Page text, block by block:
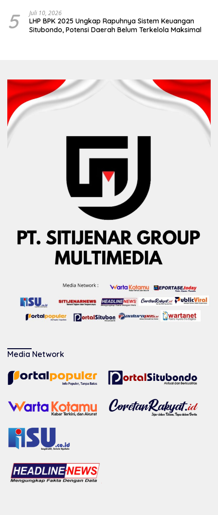
5 Juli 10, 2026
LHP BPK 2025 Ungkap Rapuhnya Sistem Keuangan
Situbondo, Potensi Daerah Belum Terkelola Maksimal
Media Network